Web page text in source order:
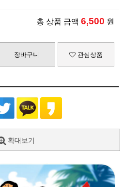
총 상품 금액 6,500 원
장바구니 관심상품
확대보기